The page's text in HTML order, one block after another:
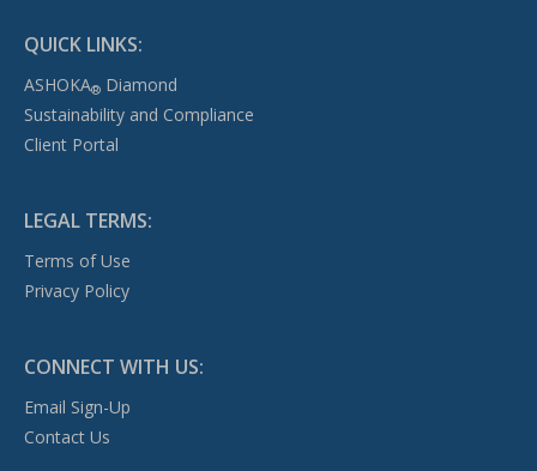
QUICK LINKS:
ASHOKA®Diamond
Sustainability and Compliance
Client Portal
LEGAL TERMS:
Terms of Use
Privacy Policy
CONNECT WITH US:
Email Sign-Up
Contact Us